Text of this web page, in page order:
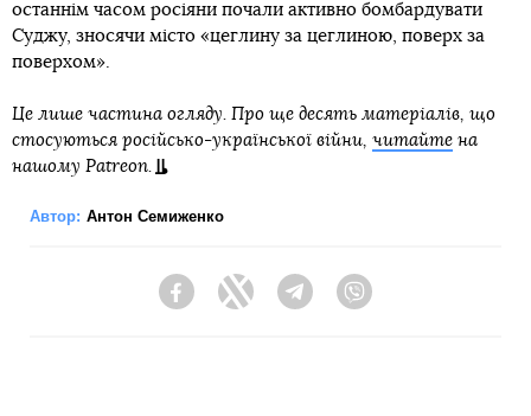
останнім часом росіяни почали активно бомбардувати
Суджу, зносячи місто «цеглину за цеглиною, поверх за
поверхом».
Це лише частина огляду. Про ще десять матеріалів, що
стосуються російсько-української війни, читайте на
нашому Patreon.
Автор: Антон Семиженко
FacebookTwitter Telegram